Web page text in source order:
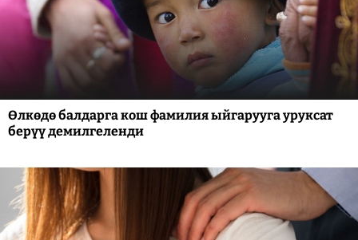
Өлкөдө балдарга кош фамилия ыйгарууга уруксат
берүү демилгеленди